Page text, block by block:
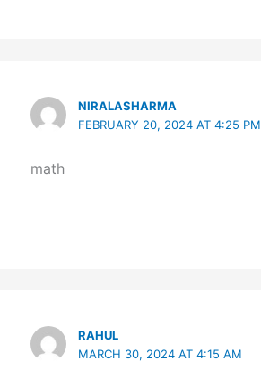
NIRALASHARMA
FEBRUARY 20, 2024 AT 4:25 PM
math
RAHUL
MARCH 30, 2024 AT 4:15 AM